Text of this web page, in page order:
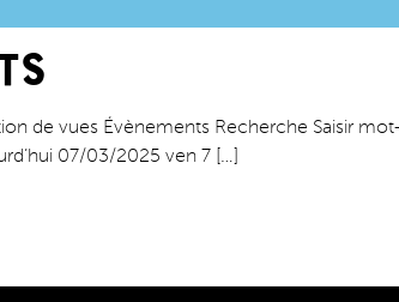
de vues Évènements Recherche Saisir
07/03/2025 ven 7 […]